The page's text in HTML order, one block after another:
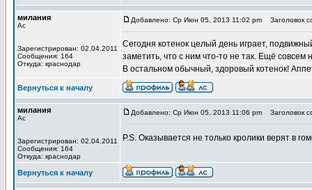
милания
Ас
Зарегистрирован: 02.04.2011
Сообщения: 164
Откуда: краснодар
Добавлено: Ср Июн 05, 2013 11:02 pm Заголовок
Сегодня котенок целый день играет,
заметить, что с ним что-то не так. Ещё
В остальном обычный, здоровый котенок!
Вернуться к началу
милания
Ас
Зарегистрирован: 02.04.2011
Сообщения: 164
Откуда: краснодар
Добавлено: Ср Июн 05, 2013 11:06 pm Заголовок
P.S. Оказывается не только кролики верят в
Вернуться к началу